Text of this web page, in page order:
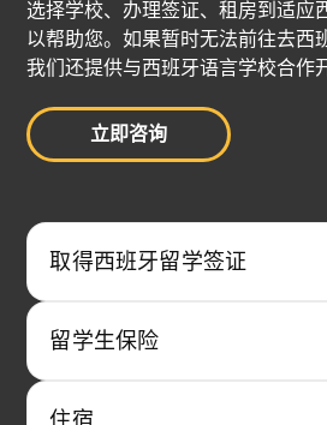
选择学校、办理签证、租房到适应
以帮助您。如果暂时无法前往去西
我们还提供与西班牙语言学校合作
立即咨询
取得西班牙留学签证
留学生保险
住宿